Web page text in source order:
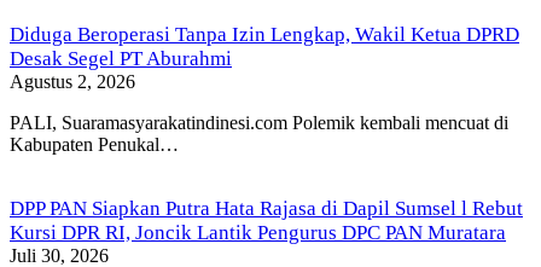
Diduga Beroperasi Tanpa Izin Lengkap, Wakil Ketua DPRD
Desak Segel PT Aburahmi
Agustus 2, 2026
PALI, Suaramasyarakatindinesi.com Polemik kembali mencuat di
Kabupaten Penukal…
DPP PAN Siapkan Putra Hata Rajasa di Dapil Sumsel l Rebut
Kursi DPR RI, Joncik Lantik Pengurus DPC PAN Muratara
Juli 30, 2026